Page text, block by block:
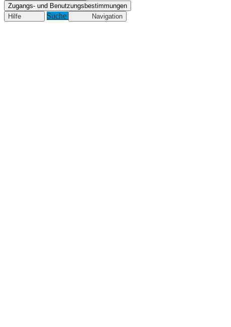
Zugangs- und Benutzungsbestimmungen
Hilfe
Suche Navigation